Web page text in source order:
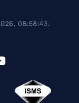
08:58:43.